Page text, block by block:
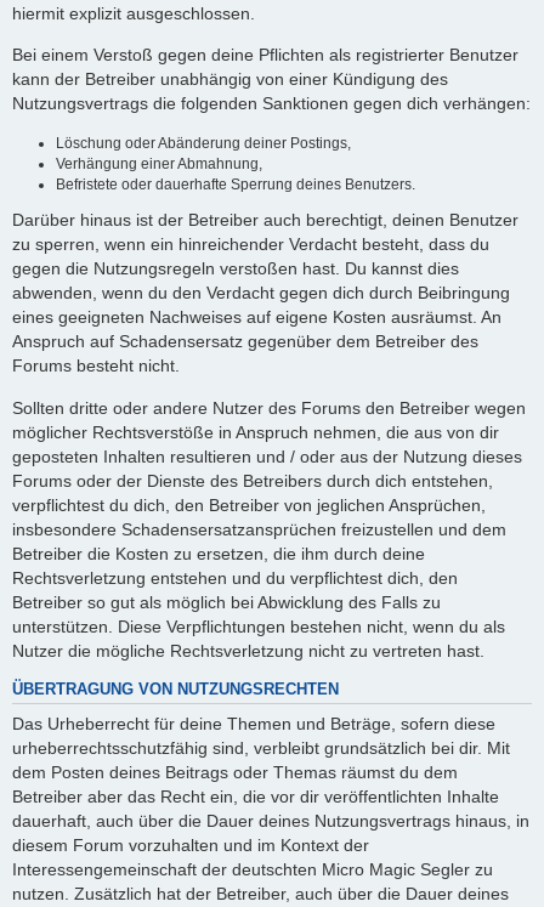
hiermit explizit ausgeschlossen.
Bei einem Verstoß gegen deine Pflichten als registrierter Benutzer
kann der Betreiber unabhängig von einer Kündigung des
Nutzungsvertrags die folgenden Sanktionen gegen dich verhängen:
Löschung oder Abänderung deiner Postings,
Verhängung einer Abmahnung,
Befristete oder dauerhafte Sperrung deines Benutzers.
Darüber hinaus ist der Betreiber auch berechtigt, deinen Benutzer
zu sperren, wenn ein hinreichender Verdacht besteht, dass du
gegen die Nutzungsregeln verstoßen hast. Du kannst dies
abwenden, wenn du den Verdacht gegen dich durch Beibringung
eines geeigneten Nachweises auf eigene Kosten ausräumst. An
Anspruch auf Schadensersatz gegenüber dem Betreiber des
Forums besteht nicht.
Sollten dritte oder andere Nutzer des Forums den Betreiber wegen
möglicher Rechtsverstöße in Anspruch nehmen, die aus von dir
geposteten Inhalten resultieren und / oder aus der Nutzung dieses
Forums oder der Dienste des Betreibers durch dich entstehen,
verpflichtest du dich, den Betreiber von jeglichen Ansprüchen,
insbesondere Schadensersatzansprüchen freizustellen und dem
Betreiber die Kosten zu ersetzen, die ihm durch deine
Rechtsverletzung entstehen und du verpflichtest dich, den
Betreiber so gut als möglich bei Abwicklung des Falls zu
unterstützen. Diese Verpflichtungen bestehen nicht, wenn du als
Nutzer die mögliche Rechtsverletzung nicht zu vertreten hast.
ÜBERTRAGUNG VON NUTZUNGSRECHTEN
Das Urheberrecht für deine Themen und Beträge, sofern diese
urheberrechtsschutzfähig sind, verbleibt grundsätzlich bei dir. Mit
dem Posten deines Beitrags oder Themas räumst du dem
Betreiber aber das Recht ein, die vor dir veröffentlichten Inhalte
dauerhaft, auch über die Dauer deines Nutzungsvertrags hinaus, in
diesem Forum vorzuhalten und im Kontext der
Interessengemeinschaft der deutschten Micro Magic Segler zu
nutzen. Zusätzlich hat der Betreiber, auch über die Dauer deines